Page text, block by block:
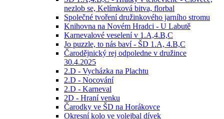
nezlob se, Kelímková bitva, florbal
Společné tvoření družinkového jarního stromu
Knihovna na Novém Hradci - U Labutě
Karnevalové veselení v 1.A,4.B,C
Jo puzzle, to nás baví - ŠD 1.A, 4.B,C
Čarodějnický rej odpoledne v družince
30.4.2025
2.D - Vycházka na Plachtu
2.D - Nocování
2.D - Karneval
2D - Hraní venku
Čarodky ve ŠD na Horákovce
Okresní kolo ve volejbal dívek